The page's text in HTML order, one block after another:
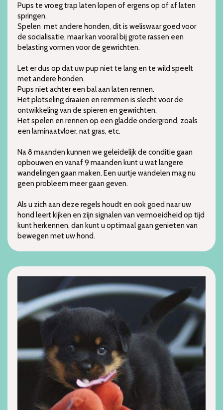
Pups te vroeg trap laten lopen of ergens op of af laten
springen.
Spelen met andere honden, dit is weliswaar goed voor
de socialisatie, maar kan vooral bij grote rassen een
belasting vormen voor de gewrichten.
Let er dus op dat uw pup niet te lang en te wild speelt
met andere honden.
Pups niet achter een bal aan laten rennen.
Het plotseling draaien en remmen is slecht voor de
ontwikkeling van de spieren en gewrichten.
Het spelen en rennen op een gladde ondergrond, zoals
een laminaatvloer, nat gras, etc.
Na 8 maanden kunnen we geleidelijk de conditie gaan
opbouwen en vanaf 9 maanden kunt u wat langere
wandelingen gaan maken. Een uurtje wandelen mag nu
geen probleem meer gaan geven.
Als u zich aan deze regels houdt en ook goed naar uw
hond leert kijken en zijn signalen van vermoeidheid op tijd
kunt herkennen, dan kunt u optimaal gaan genieten van
bewegen met uw hond.